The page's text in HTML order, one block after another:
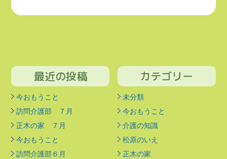
の
送
最近の投稿
今おもうこと
訪問介護部 ７月
正木の家 ７月
今おもうこと
訪問介護部６月
カテゴリー
未分類
今おもうこと
介護の知識
松原のいえ
正木の家